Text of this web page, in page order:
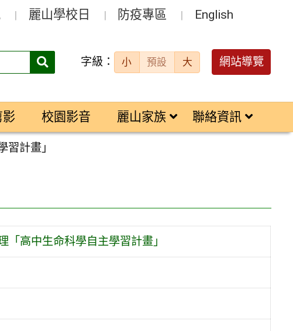
麗山學校日 防疫專區 English
搜
字級： 小 預設 大 網站導覽
校園影音 麗山家族 聯絡資訊
計畫」
高中生命科學自主學習計畫」